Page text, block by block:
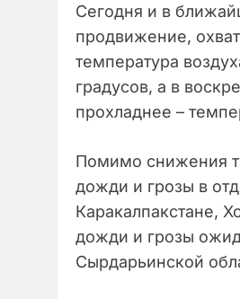
Сегодня и в
продвижение,
температура
градусов, а в
прохладнее –
Помимо снижения
дожди и грозы в
Каракалпакстане,
дожди и грозы
Сырдарьинской